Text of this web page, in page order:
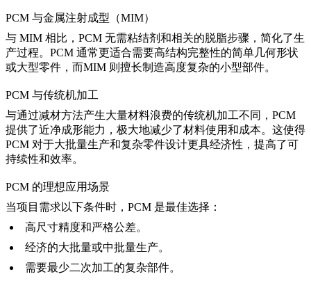
PCM 与金属注射成型（MIM）
与 MIM 相比，PCM 无需粘结剂和相关的脱脂步骤，简化了生
产过程。PCM 通常更适合需要高结构完整性的简单几何形状
或大型零件，而MIM 则擅长制造高度复杂的小型部件。
PCM 与传统机加工
与通过减材方法产生大量材料浪费的传统机加工不同，PCM
提供了近净成形能力，极大地减少了材料使用和成本。这使得
PCM 对于大批量生产和复杂零件设计更具经济性，提高了可
持续性和效率。
PCM 的理想应用场景
当项目需求以下条件时，PCM 是最佳选择：
高尺寸精度和严格公差。
经济的大批量或中批量生产。
需要最少二次加工的复杂部件。